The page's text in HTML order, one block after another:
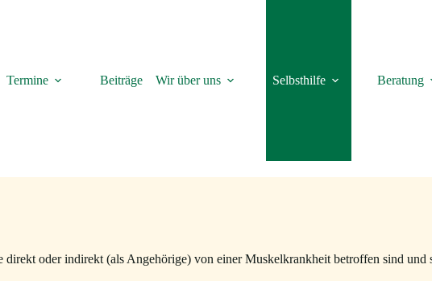
Termine Beiträge Wir über uns Selbsthilfe Beratung
direkt oder indirekt (als Angehörige) von einer Muskelkrankheit betroffen sind